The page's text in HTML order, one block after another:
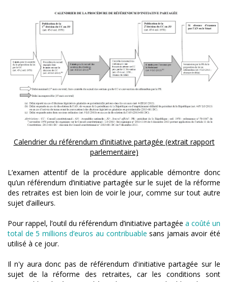
Calendrier du référendum d’initiative partagée (extrait rapport
parlementaire)
L’examen attentif de la procédure applicable démontre donc
qu’un référendum d’initiative partagée sur le sujet de la réforme
des retraites est bien loin de voir le jour, comme sur tout autre
sujet d’ailleurs.
Pour rappel, l’outil du référendum d’initiative partagée a coûté un
total de 5 millions d’euros au contribuable sans jamais avoir été
utilisé à ce jour.
Il n'y aura donc pas de référendum d'initiative partagée sur le
sujet de la réforme des retraites, car les conditions sont